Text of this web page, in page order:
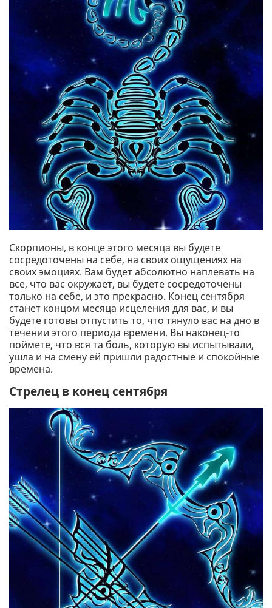
Скорпионы, в конце этого месяца вы будете
сосредоточены на себе, на своих ощущениях на
своих эмоциях. Вам будет абсолютно наплевать на
все, что вас окружает, вы будете сосредоточены
только на себе, и это прекрасно. Конец сентября
станет концом месяца исцеления для вас, и вы
будете готовы отпустить то, что тянуло вас на дно в
течении этого периода времени. Вы наконец-то
поймете, что вся та боль, которую вы испытывали,
ушла и на смену ей пришли радостные и спокойные
времена.
Стрелец в конец сентября